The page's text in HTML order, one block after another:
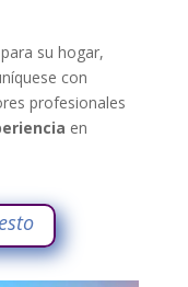
su hogar,
con
profesionales
en